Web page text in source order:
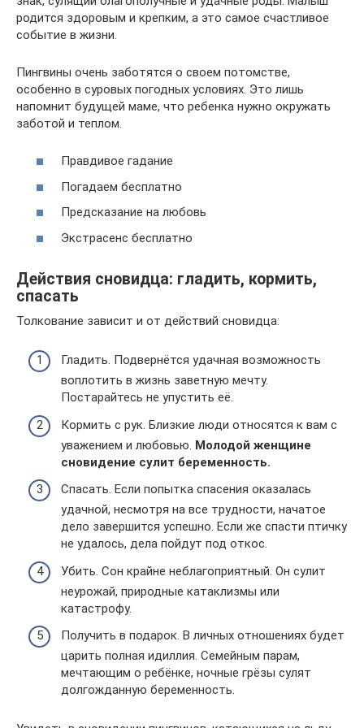
родится здоровым и крепким, а это самое счастливое
событие в жизни.
Пингвины очень заботятся о своем потомстве,
особенно в суровых погодных условиях. Это лишь
напомнит будущей маме, что ребенка нужно окружать
заботой и теплом.
Правдивое гадание
Погадаем бесплатно
Предсказание на любовь
Экстрасенс бесплатно
Действия сновидца: гладить, кормить,
спасать
Толкование зависит и от действий сновидца:
Гладить. Подвернётся удачная возможность
воплотить в жизнь заветную мечту.
Постарайтесь не упустить её.
Кормить с рук. Близкие люди относятся к вам с
уважением и любовью. Молодой женщине
сновидение сулит беременность.
Спасать. Если попытка спасения оказалась
удачной, несмотря на все трудности, начатое
дело завершится успешно. Если же спасти птичку
не удалось, дела пойдут под откос.
Убить. Сон крайне неблагоприятный. Он сулит
неурожай, природные катаклизмы или
катастрофу.
Получить в подарок. В личных отношениях будет
царить полная идиллия. Семейным парам,
мечтающим о ребёнке, ночные грёзы сулят
долгожданную беременность.